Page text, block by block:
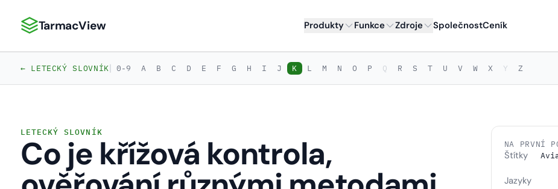
TarmacView: Precizní letecká analytika
TarmacView Produkty Funkce Zdroje SpolečnostCeník
← LETECKÝ SLOVNÍK| 0-9 A B C D E F G H I J K L M N O P Q R S T U V W X Y Z
LETECKÝ SLOVNÍK
Co je křížová kontrola, NA PRVNÍ
Štítky
Jazyky